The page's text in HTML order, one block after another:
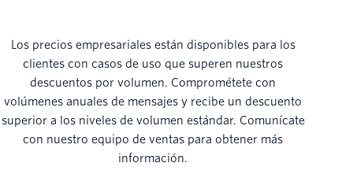
Los precios empresariales están disponibles para los
clientes con casos de uso que superen nuestros
descuentos por volumen. Comprométete con
volúmenes anuales de mensajes y recibe un descuento
superior a los niveles de volumen estándar. Comunícate
con nuestro equipo de ventas para obtener más
información.